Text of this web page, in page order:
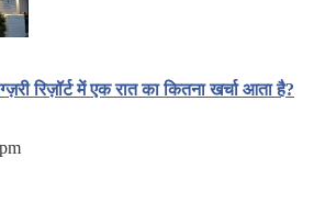
रिज़ॉर्ट में एक रात का कितना खर्चा आता है?